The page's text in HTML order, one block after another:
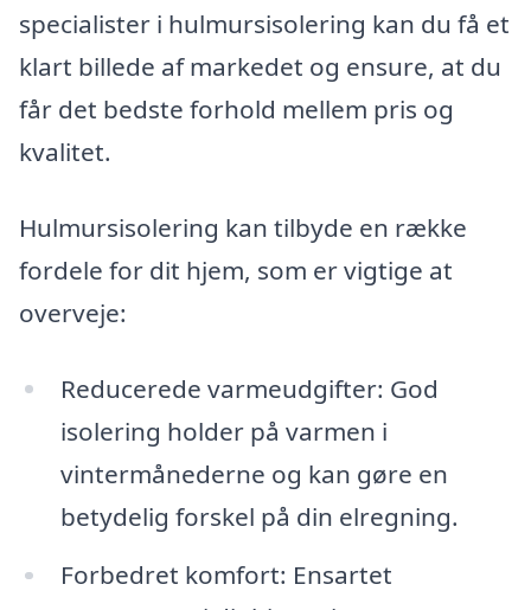
specialister i hulmursisolering kan du få et
klart billede af markedet og ensure, at du
får det bedste forhold mellem pris og
kvalitet.
Hulmursisolering kan tilbyde en række
fordele for dit hjem, som er vigtige at
overveje:
Reducerede varmeudgifter: God
isolering holder på varmen i
vintermånederne og kan gøre en
betydelig forskel på din elregning.
Forbedret komfort: Ensartet